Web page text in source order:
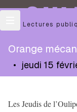
Les Lectures
Orange
• jeudi 15
Les Jeudis de